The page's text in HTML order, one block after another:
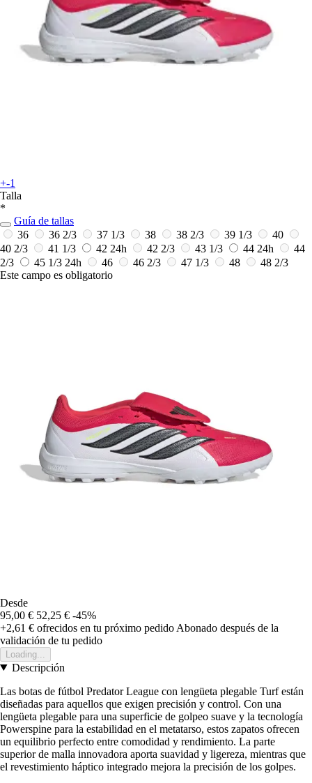
+-1
Talla
*
Guía de tallas
36
36 2/3 37 1/3 38 38 2/3 39 1/3
40
40 2/3
41 1/3 42 24h 42 2/3 43 1/3 44 24h
44
2/3
45 1/3 24h 46 46 2/3 47 1/3 48
48 2/3
Este campo es obligatorio
Desde
95,00 € 52,25 € -45%
+2,61 € ofrecidos en tu próximo pedido Abonado después de la
validación de tu pedido
Loading...
Descripción
Las botas de fútbol Predator League con lengüeta plegable Turf están
diseñadas para aquellos que exigen precisión y control. Con una
lengüeta plegable para una superficie de golpeo suave y la tecnología
Powerspine para la estabilidad en el metatarso, estos zapatos ofrecen
un equilibrio perfecto entre comodidad y rendimiento. La parte
superior de malla innovadora aporta suavidad y ligereza, mientras que
el revestimiento háptico integrado mejora la precisión de los golpes.